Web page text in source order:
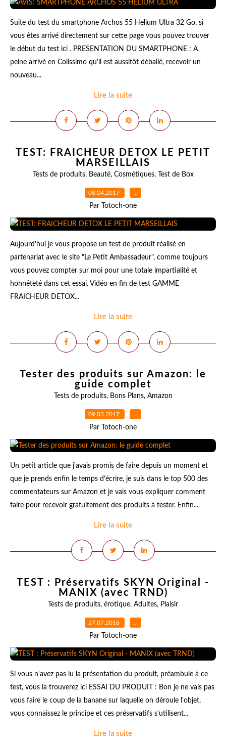
Suite du test du smartphone Archos 55 Helium Ultra 32 Go, si
vous êtes arrivé directement sur cette page vous pouvez trouver
le début du test ici . PRESENTATION DU SMARTPHONE : A
peine arrivé en Colissimo qu'il est aussitôt déballé, recevoir un
nouveau...
Lire la suite
TEST: FRAICHEUR DETOX LE PETIT
MARSEILLAIS
Tests de produits, Beauté, Cosmétiques, Test de Box
08.04.2017 …
Par Totoch-one
Aujourd'hui je vous propose un test de produit réalisé en
partenariat avec le site "Le Petit Ambassadeur", comme toujours
vous pouvez compter sur moi pour une totale impartialité et
honnêteté dans cet essai. Vidéo en fin de test GAMME
FRAICHEUR DETOX...
Lire la suite
Tester des produits sur Amazon: le
guide complet
Tests de produits, Bons Plans, Amazon
09.03.2017 …
Par Totoch-one
Un petit article que j'avais promis de faire depuis un moment et
que je prends enfin le temps d'écrire, je suis dans le top 500 des
commentateurs sur Amazon et je vais vous expliquer comment
faire pour recevoir gratuitement des produits à tester. Enfin...
Lire la suite
TEST : Préservatifs SKYN Original -
MANIX (avec TRND)
Tests de produits, érotique, Adultes, Plaisir
27.07.2016 …
Par Totoch-one
Si vous n'avez pas lu la présentation du produit, préambule à ce
test, vous la trouverez ici ESSAI DU PRODUIT : Bon je ne vais pas
vous faire le coup de la banane sur laquelle on déroule l'objet,
vous connaissez le principe et ces préservatifs s'utilisent...
Lire la suite